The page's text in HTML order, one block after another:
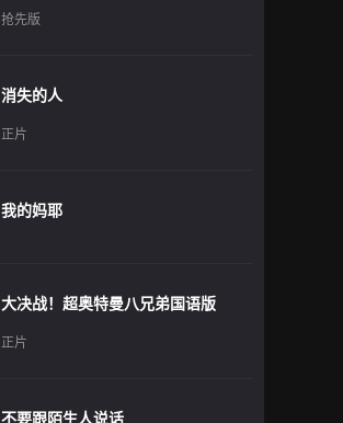
抢先版
消失的人
正片
我的妈耶
大决战！超奥特曼八兄弟国语版
正片
不要跟陌生人说话